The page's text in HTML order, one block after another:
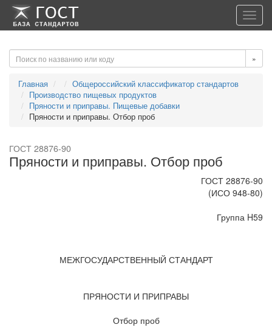
-->-->
»
Главная
Общероссийский классификатор стандартов
Производство пищевых продуктов
Пряности и приправы. Пищевые добавки
Пряности и приправы. Отбор проб
ГОСТ 28876-90
Пряности и приправы. Отбор проб
ГОСТ 28876-90
(ИСО 948-80)
Группа H59
МЕЖГОСУДАРСТВЕННЫЙ СТАНДАРТ
ПРЯНОСТИ И ПРИПРАВЫ
Отбор проб